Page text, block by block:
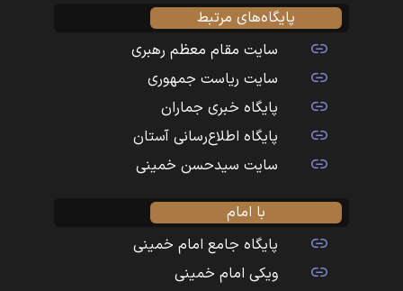
پایگاه‌های مرتبط
سایت مقام معظم رهبری
سایت ریاست جمهوری
پایگاه خبری جماران
پایگاه اطلاع‌رسانی آستان
سایت سیدحسن خمینی
با امام
پایگاه جامع امام خمینی
ویکی امام خمینی